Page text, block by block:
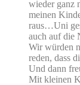
wieder ganz
meinen
raus…Uni
auch auf die
Wir würden
reden, dass
Und dann
Mit kleinen